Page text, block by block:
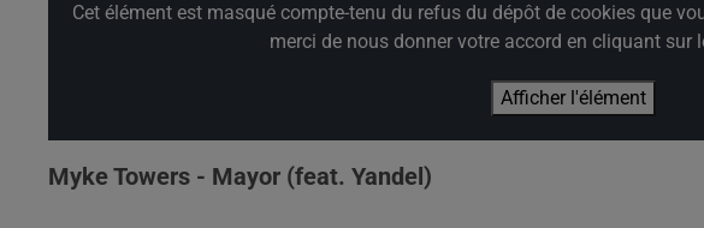
Cet élément est masqué compte-tenu du refus du dépôt de cookies que
merci de nous donner votre accord en cliquant sur
Afficher l'élément
Myke Towers - Mayor (feat. Yandel)